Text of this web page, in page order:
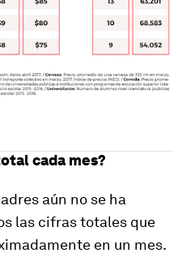
cada mes?
aún no se ha
las cifras totales que
en un mes.